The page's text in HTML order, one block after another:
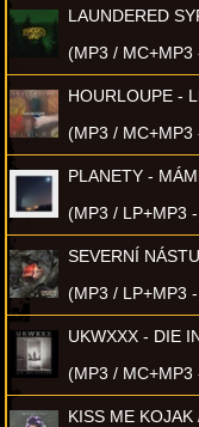
LAUNDERED
(MP3 /
HOURLOUPE -
(MP3 / MC+MP3
PLANETY -
(MP3 / LP+MP3
SEVERNÍ
(MP3 / LP+MP3
UKWXXX - DIE
(MP3 / MC+MP3
KISS ME